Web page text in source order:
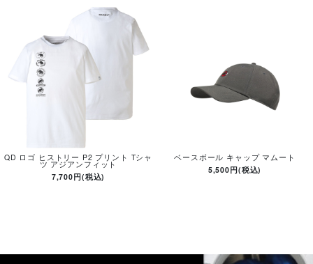
QD ロゴ ヒストリー P2 プリント Tシャ
ツ アジアンフィット
7,700円(税込)
ベースボール キャップ マムート
5,500円(税込)